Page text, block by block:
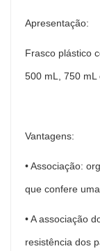
Apresentação:
Frasco plástico
500 mL, 750 mL
Vantagens:
• Associação:
que confere
• A associação
resistência dos